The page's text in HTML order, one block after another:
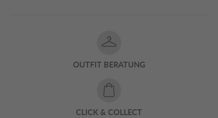
OUTFIT BERATUNG
CLICK & COLLECT